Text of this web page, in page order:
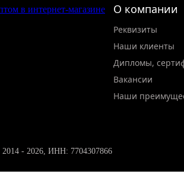
О компании
Реквизиты
Наши клиенты
Дипломы,
Вакансии
Наши
- 2026, ИНН: 7704307866